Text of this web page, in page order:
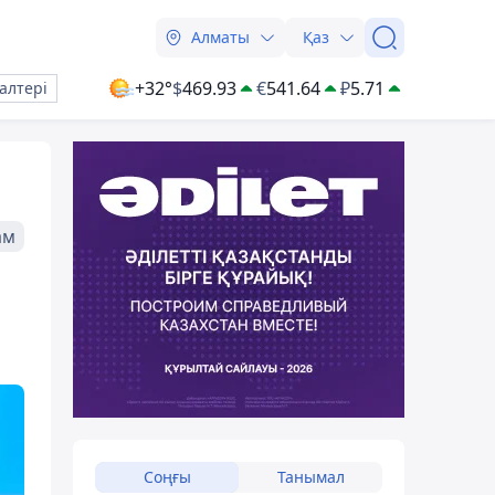
Алматы Қаз
+32°$469.93 €541.64 ₽5.71
Соңғы Танымал